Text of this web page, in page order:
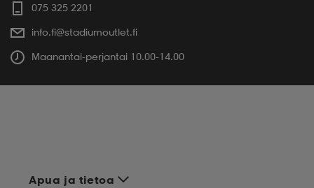
075 325 2201
info.fi@stadiumoutlet.fi
Maanantai-perjantai 10.00-14.00
Apua ja tietoa